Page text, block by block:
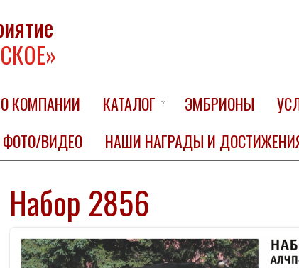
О КОМПАНИИ КАТАЛОГ ЭМБРИОНЫ
ФОТО/ВИДЕО НАШИ НАГРАДЫ И
Набор 2856